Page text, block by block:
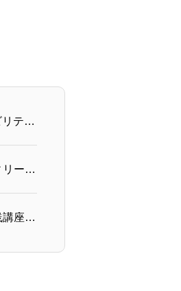
【ウェビナー】1月14日（水）12時～13時 「サステナビリティ経営と海洋環境：企業が担う“青の責任”」を開催します
サステナビリティ講座「コーポレート・サステナビリティリーダー養成講座」のご案内
【登壇報告】「企業におけるＣＳＲ・人権担当者向け実践講座」に弊社代表 田瀬和夫が登壇しました